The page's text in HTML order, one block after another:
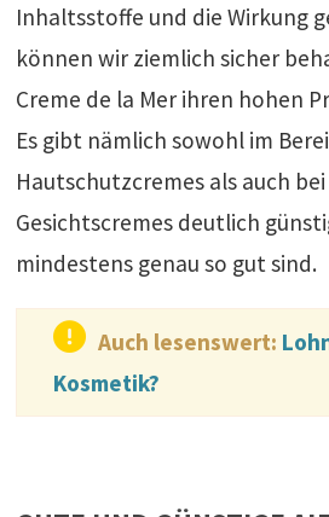
Inhaltsstoffe und die Wirkung
können wir ziemlich sicher
Creme de la Mer ihren hohen
Es gibt nämlich sowohl im
Hautschutzcremes als auch
Gesichtscremes deutlich
mindestens genau so gut sind.
Auch lesenswert:
Kosmetik?